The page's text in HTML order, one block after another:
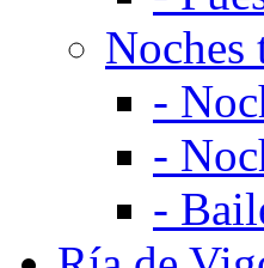
Noches
-
-
-